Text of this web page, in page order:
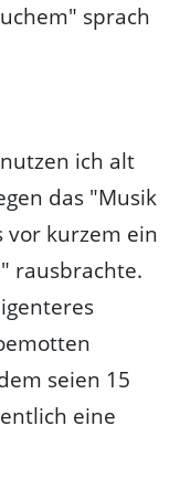
sprach
ich alt
das "Musik
vor kurzem ein
rausbrachte.
seien 15
eine